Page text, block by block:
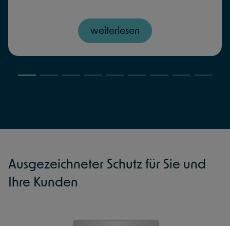
weiterlesen
Ausgezeichneter Schutz für Sie und
Ihre Kunden